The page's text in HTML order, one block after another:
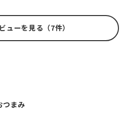
ューを見る（7件）
つまみ